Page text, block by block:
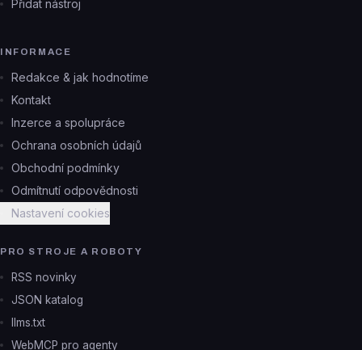
Přidat nástroj
INFORMACE
Redakce & jak hodnotíme
Kontakt
Inzerce a spolupráce
Ochrana osobních údajů
Obchodní podmínky
Odmítnutí odpovědnosti
Nastavení cookies
PRO STROJE A ROBOTY
RSS novinky
JSON katalog
llms.txt
WebMCP pro agenty